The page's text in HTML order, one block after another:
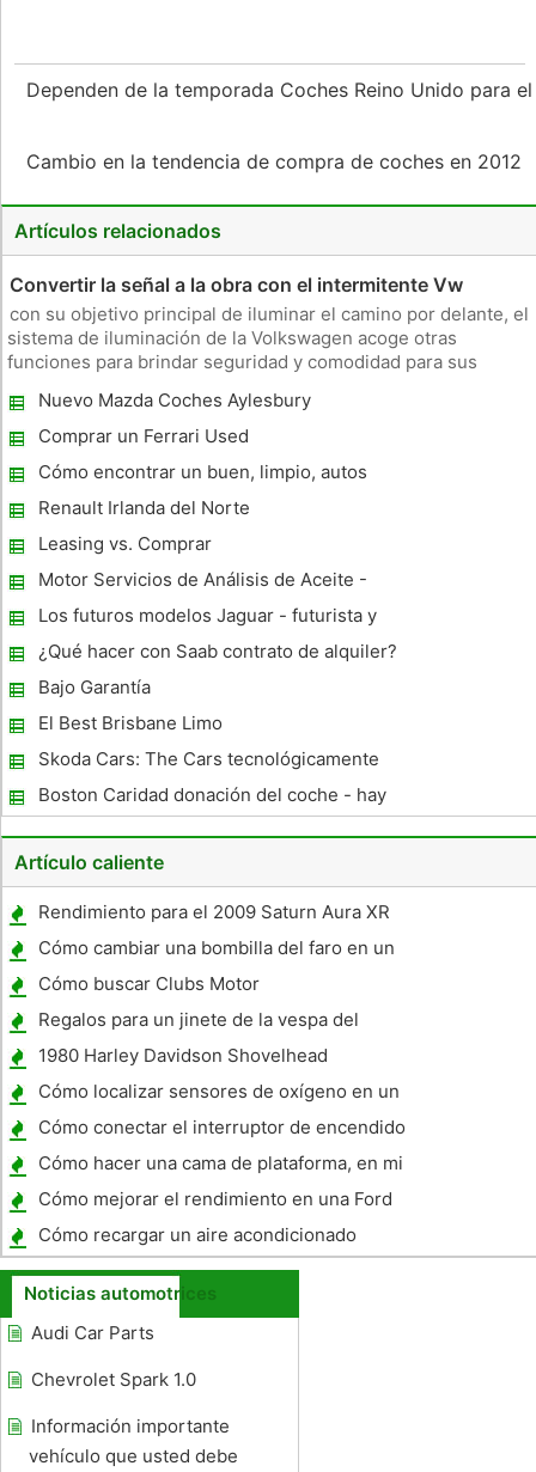
Dependen de la temporada Coches Reino Unido para
Cambio en la tendencia de compra de coches en 2012
Artículos relacionados
Convertir la señal a la obra con el intermitente Vw
con su objetivo principal de iluminar el camino por delante, el
sistema de iluminación de la Volkswagen acoge otras
funciones para brindar seguridad y comodidad para sus
conjunto de la luz trasera, la luz direccional indica si el
conductor
Nuevo Mazda Coches Aylesbury
Comprar un Ferrari Used
Cómo encontrar un buen, limpio, autos
usados ​​y pagar menos
Renault Irlanda del Norte
Leasing vs. Comprar
Motor Servicios de Análisis de Aceite -
Como necesario es
Los futuros modelos Jaguar - futurista y
fascinante
¿Qué hacer con Saab contrato de alquiler?
Bajo Garantía
El Best Brisbane Limo
Skoda Cars: The Cars tecnológicamente
inteligentes
Boston Caridad donación del coche - hay
varios para elegir
Artículo caliente
Rendimiento para el 2009 Saturn Aura XR
Cómo cambiar una bombilla del faro en un
Mazda MPV 2001
Cómo buscar Clubs Motor
Regalos para un jinete de la vespa del
ciclomotor
1980 Harley Davidson Shovelhead
Especificaciones
Cómo localizar sensores de oxígeno en un
Honda
Cómo conectar el interruptor de encendido
en un Triumph Spitfire
Cómo hacer una cama de plataforma, en mi
pequeña pick Up
Cómo mejorar el rendimiento en una Ford
Ranger 1994
Cómo recargar un aire acondicionado
Chevy Tahoe
Noticias automotrices
Audi Car Parts
Chevrolet Spark 1.0
Información importante
vehículo que usted debe